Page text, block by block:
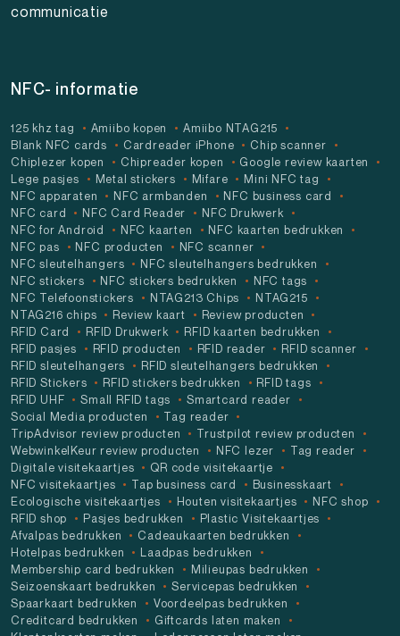
communicatie
NFC- informatie
125 khz tag Amiibo kopen
Amiibo NTAG215
Blank NFC cards
Cardreader iPhone
Chip scanner
Chiplezer kopen
Chipreader kopen
Google review kaarten
Lege pasjes
Metal stickers Mifare
Mini NFC tag
NFC apparaten
NFC armbanden
NFC business card
NFC card
NFC Card Reader
NFC Drukwerk
NFC for Android
NFC kaarten
NFC kaarten bedrukken
NFC pas
NFC producten
NFC scanner
NFC sleutelhangers
NFC sleutelhangers bedrukken
NFC stickers
NFC stickers bedrukken
NFC tags
NFC Telefoonstickers
NTAG213 Chips
NTAG215
NTAG216 chips
Review kaart
Review producten
RFID Card
RFID Drukwerk
RFID kaarten bedrukken
RFID pasjes
RFID producten RFID reader
RFID scanner
RFID sleutelhangers
RFID sleutelhangers bedrukken
RFID Stickers
RFID stickers bedrukken
RFID tags
RFID UHF
Small RFID tags
Smartcard reader
Social Media producten
Tag reader
TripAdvisor review producten
Trustpilot review producten
WebwinkelKeur review producten
NFC lezer
Tag reader
Digitale visitekaartjes
QR code visitekaartje
NFC visitekaartjes
Tap business card
Businesskaart
Ecologische visitekaartjes
Houten visitekaartjes
NFC shop
RFID shop
Pasjes bedrukken
Plastic Visitekaartjes
Afvalpas bedrukken
Cadeaukaarten bedrukken
Hotelpas bedrukken
Laadpas bedrukken
Membership card bedrukken
Milieupas bedrukken
Seizoenskaart bedrukken
Servicepas bedrukken
Spaarkaart bedrukken
Voordeelpas bedrukken
Creditcard bedrukken
Giftcards laten maken